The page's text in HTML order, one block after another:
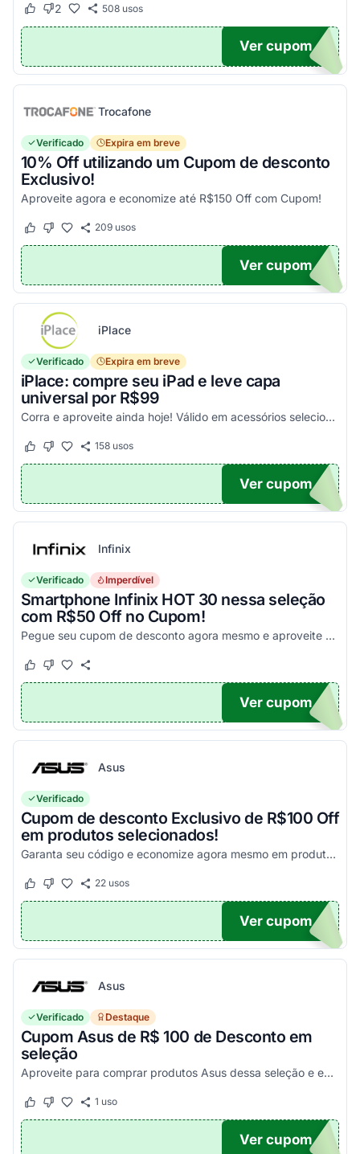
Este cupom funcionou
Este cupom não funcionou
2 508usos
500
Ver cupom
Trocafone
Verificado Expira em breve
10% Off utilizando um Cupom de desconto
Exclusivo!
Aproveite agora e economize até R$150 Off com Cupom!
Este cupom funcionou
Este cupom não funcionou
209usos
OM10
Ver cupom
iPlace
Verificado Expira em breve
iPlace: compre seu iPad e leve capa
universal por R$99
Corra e aproveite ainda hoje! Válido em acessórios selecionados!
Este cupom funcionou
Este cupom não funcionou
158usos
PA
Ver cupom
Infinix
Verificado Imperdível
Smartphone Infinix HOT 30 nessa seleção
com R$50 Off no Cupom!
Pegue seu cupom de desconto agora mesmo e aproveite esta incrível oportunidade para economizar nas suas compras com este código!
Este cupom funcionou
Este cupom não funcionou
X50
Ver cupom
Asus
Verificado
Cupom de desconto Exclusivo de R$100 Off
em produtos selecionados!
Garanta seu código e economize agora mesmo em produtos selecionados!
Este cupom funcionou
Este cupom não funcionou
22usos
100
Ver cupom
Asus
Verificado Destaque
Cupom Asus de R$ 100 de Desconto em
seleção
Aproveite para comprar produtos Asus dessa seleção e economize! - E1504FA-NJ1287
Este cupom funcionou
Este cupom não funcionou
1 uso
100
Ver cupom